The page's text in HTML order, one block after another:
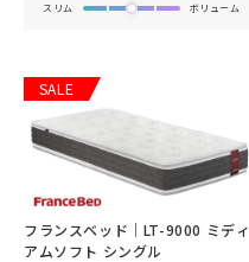
スリム
ボリューム
SALE
フランスベッド｜LT-9000 ミディ
アムソフト シングル